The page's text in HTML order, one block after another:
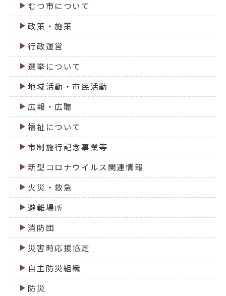
むつ市について
政策・施策
行政運営
選挙について
地域活動・市民活動
広報・広聴
福祉について
市制施行記念事業等
新型コロナウイルス関連情報
火災・救急
避難場所
消防団
災害時応援協定
自主防災組織
防災